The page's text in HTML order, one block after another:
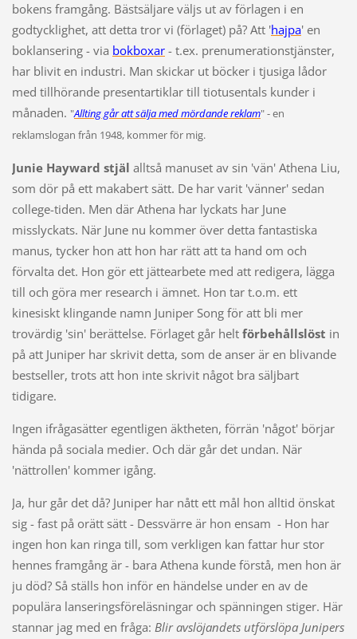
bokens framgång. Bästsäljare väljs ut av förlagen i en
godtycklighet, att detta tror vi (förlaget) på? Att 'hajpa' en
boklansering - via bokboxar- t.ex. prenumerationstjänster,
har blivit en industri. Man skickar ut böcker i tjusiga lådor
med tillhörande presentartiklar till tiotusentals kunder i
månaden. "Allting går att sälja med mördande reklam" - en
reklamslogan från 1948, kommer för mig.
Junie Hayward stjäl alltså manuset av sin 'vän' Athena Liu,
som dör på ett makabert sätt. De har varit 'vänner' sedan
college-tiden. Men där Athena har lyckats har June
misslyckats. När June nu kommer över detta fantastiska
manus, tycker hon att hon har rätt att ta hand om och
förvalta det. Hon gör ett jättearbete med att redigera, lägga
till och göra mer research i ämnet. Hon tar t.o.m. ett
kinesiskt klingande namn Juniper Song för att bli mer
trovärdig 'sin' berättelse. Förlaget går heltförbehållslöst in
på att Juniper har skrivit detta, som de anser är en blivande
bestseller, trots att hon inte skrivit något bra säljbart
tidigare.
Ingen ifrågasätter egentligen äktheten, förrän 'något' börjar
hända på sociala medier. Och där går det undan. När
'nättrollen' kommer igång.
Ja, hur går det då? Juniper har nått ett mål hon alltid önskat
sig - fast på orätt sätt - Dessvärre är hon ensam - Hon har
ingen hon kan ringa till, som verkligen kan fattar hur stor
hennes framgång är - bara Athena kunde förstå, men hon är
ju död? Så ställs hon inför en händelse under en av de
populära lanseringsföreläsningar och spänningen stiger. Här
stannar jag med en fråga: Blir avslöjandets utförslöpa Junipers